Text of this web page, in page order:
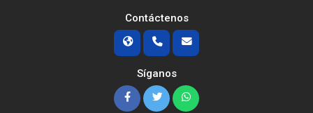
Contáctenos
Síganos